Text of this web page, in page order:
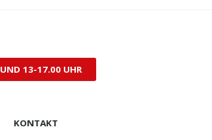
13-17.00 UHR
KONTAKT